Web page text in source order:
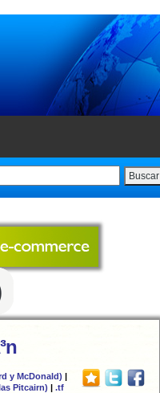
Buscar
y McDonald) |
Pitcairn) | .tf